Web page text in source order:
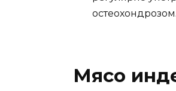
остеохондрозом.
Мясо